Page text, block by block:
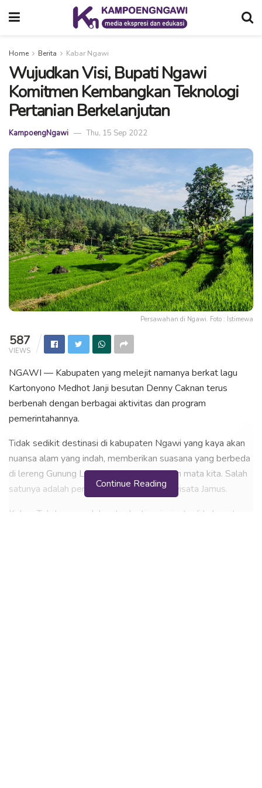
Home Berita Kabar Ngawi
Wujudkan Visi, Bupati Ngawi
Komitmen Kembangkan Teknologi
Pertanian Berkelanjutan
KampoengNgawi Thu, 15 Sep 2022
Persawahan di Ngawi. Foto : Istimewa
587
VIEWS
NGAWI — Kabupaten yang melejit namanya berkat lagu
Kartonyono Medhot Janji besutan Denny Caknan terus
berbenah dengan berbagai aktivitas dan program
pemerintahannya.
Tidak sedikit destinasi di kabupaten Ngawi yang kaya akan
nuansa alam yang indah, memberikan suasana yang berbeda
di lereng Gunung Lawu, yang menyegarkan mata kita. Salah
satunya adalah perkebunan teh dan agrowisata Jamus.
Kebun Teh Jamus, salah satu destinasi wisata di kabupaten
Continue Reading